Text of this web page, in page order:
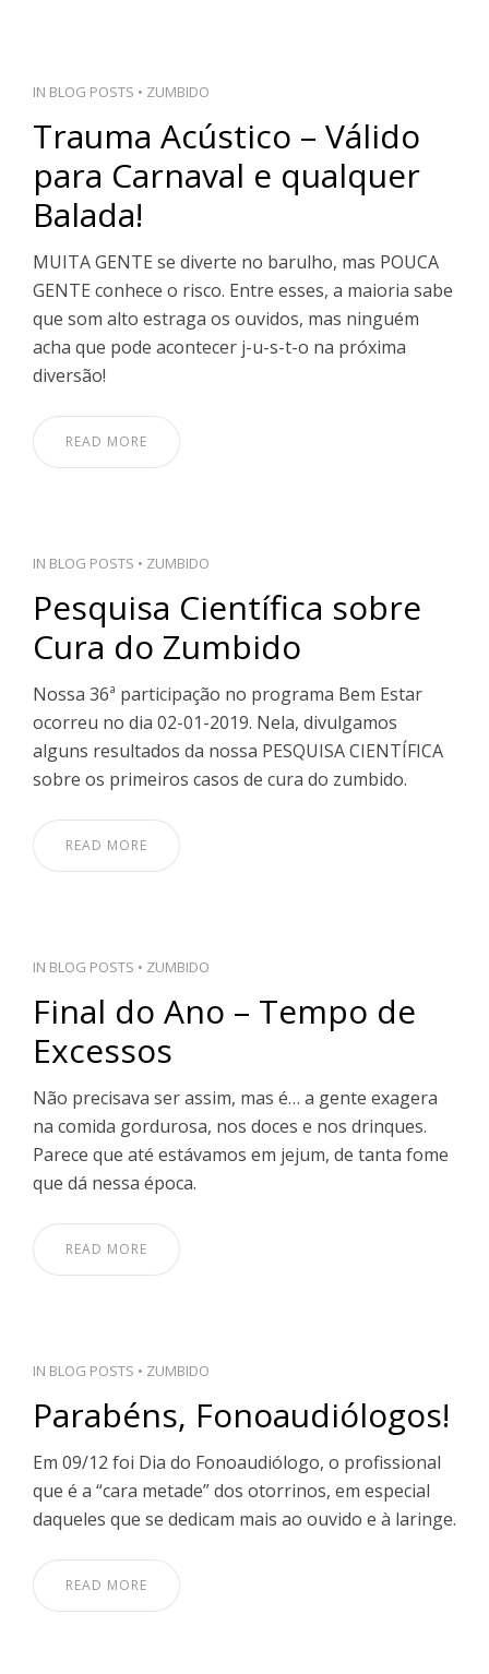
IN BLOG POSTS • ZUMBIDO
Trauma Acústico – Válido
para Carnaval e qualquer
Balada!
MUITA GENTE se diverte no barulho, mas POUCA
GENTE conhece o risco. Entre esses, a maioria sabe
que som alto estraga os ouvidos, mas ninguém
acha que pode acontecer j-u-s-t-o na próxima
diversão!
READ MORE
IN BLOG POSTS • ZUMBIDO
Pesquisa Científica sobre
Cura do Zumbido
Nossa 36ª participação no programa Bem Estar
ocorreu no dia 02-01-2019. Nela, divulgamos
alguns resultados da nossa PESQUISA CIENTÍFICA
sobre os primeiros casos de cura do zumbido.
READ MORE
IN BLOG POSTS • ZUMBIDO
Final do Ano – Tempo de
Excessos
Não precisava ser assim, mas é… a gente exagera
na comida gordurosa, nos doces e nos drinques.
Parece que até estávamos em jejum, de tanta fome
que dá nessa época.
READ MORE
IN BLOG POSTS • ZUMBIDO
Parabéns, Fonoaudiólogos!
Em 09/12 foi Dia do Fonoaudiólogo, o profissional
que é a “cara metade” dos otorrinos, em especial
daqueles que se dedicam mais ao ouvido e à laringe.
READ MORE